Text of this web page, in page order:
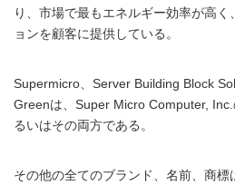
り、市場で最もエネルギー効率が高
ョンを顧客に提供している。
Supermicro、Server Building Block
Greenは、Super Micro Computer,
るいはその両方である。
その他の全てのブランド、名前、商